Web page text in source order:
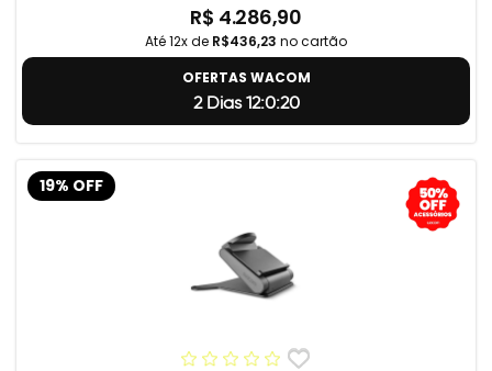
R$ 4.286,90
Até 12x de R$436,23 no cartão
OFERTAS WACOM
2 Dias 12:0:19
19% OFF